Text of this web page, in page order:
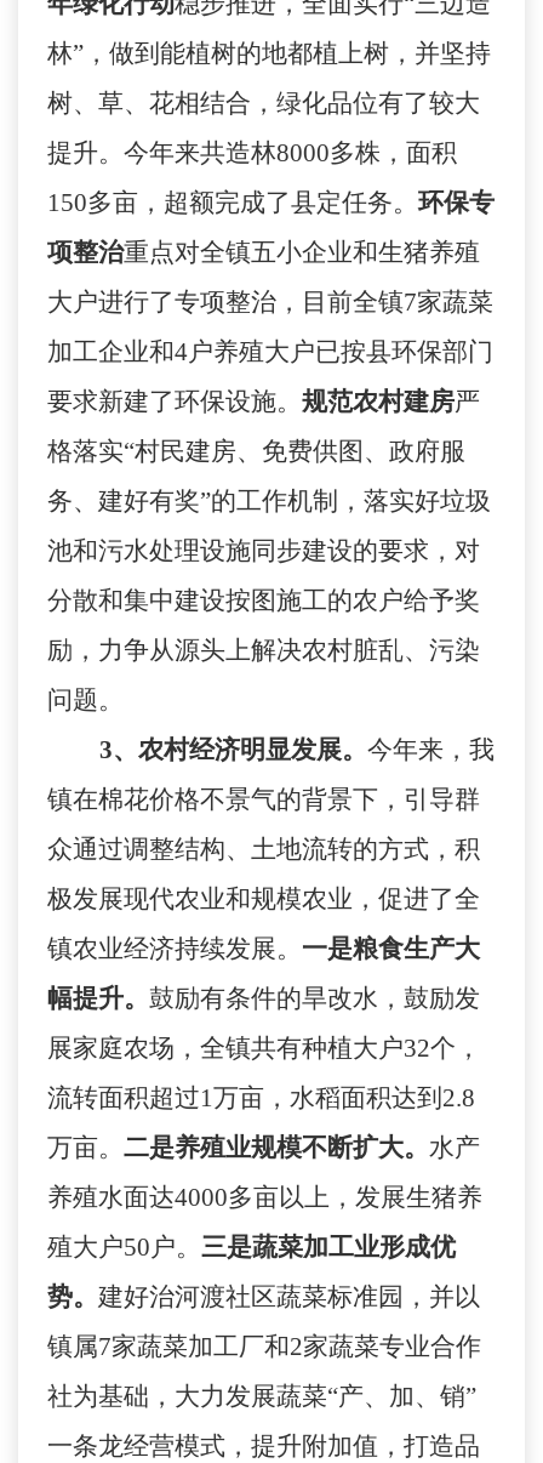
林”，做到能植树的地都植上树，并坚持
树、草、花相结合，绿化品位有了较大
提升。今年来共造林8000多株，面积
150多亩，超额完成了县定任务。环保专
项整治重点对全镇五小企业和生猪养殖
大户进行了专项整治，目前全镇7家蔬菜
加工企业和4户养殖大户已按县环保部门
要求新建了环保设施。 规范农村建房严
格落实“村民建房、免费供图、政府服
务、建好有奖”的工作机制，落实好垃圾
池和污水处理设施同步建设的要求，对
分散和集中建设按图施工的农户给予奖
励，力争从源头上解决农村脏乱、污染
问题。
3、农村经济明显发展。 今年来，我
镇在棉花价格不景气的背景下，引导群
众通过调整结构、土地流转的方式，积
极发展现代农业和规模农业，促进了全
镇农业经济持续发展。 一是粮食生产大
幅提升。 鼓励有条件的旱改水，鼓励发
展家庭农场，全镇共有种植大户32个，
流转面积超过1万亩，水稻面积达到 2.8
万亩。 二是养殖业规模不断扩大。 水产
养殖水面达4000多亩以上，发展生猪养
殖大户50户。 三是蔬菜加工业形成优
势。 建好治河渡社区蔬菜标准园，并以
镇属7家蔬菜加工厂和2家蔬菜专业合作
社为基础，大力发展蔬菜“产、加、销”
一条龙经营模式，提升附加值，打造品